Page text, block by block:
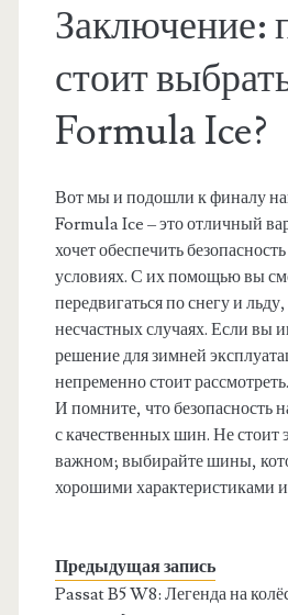
Заключение:
стоит
Formula Ice?
Вот мы и подошли к финалу
Formula Ice – это отличный
хочет обеспечить
условиях. С их помощью вы
передвигаться по снегу и
несчастных случаях. Если вы
решение для зимней
непременно стоит рассмотреть.
И помните, что безопасность
с качественных шин. Не стоит
важном; выбирайте шины,
хорошими характеристиками
Предыдущая запись
Passat B5 W8: Легенда на